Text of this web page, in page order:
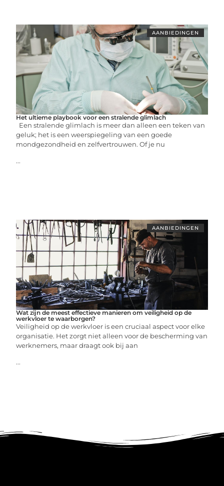
AANBIEDINGEN
Het ultieme playbook voor een stralende glimlach
Een stralende glimlach is meer dan alleen een teken van
geluk; het is een weerspiegeling van een goede
mondgezondheid en zelfvertrouwen. Of je nu
...
AANBIEDINGEN
Wat zijn de meest effectieve manieren om veiligheid op de
werkvloer te waarborgen?
Veiligheid op de werkvloer is een cruciaal aspect voor elke
organisatie. Het zorgt niet alleen voor de bescherming van
werknemers, maar draagt ook bij aan
...